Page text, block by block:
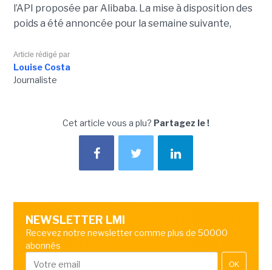
l’API proposée par Alibaba. La mise à disposition des
poids a été annoncée pour la semaine suivante,
Article rédigé par
Louise Costa
Journaliste
Cet article vous a plu? Partagez le !
NEWSLETTER LMI
Recevez notre newsletter comme plus de 50000
abonnés
OK